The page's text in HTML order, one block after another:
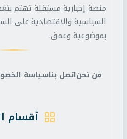
منصة إخبارية مستقلة تهتم
السياسية والاقتصادية على
بموضوعية وعمق.
من نحناتصل بناسياسة
أقسام